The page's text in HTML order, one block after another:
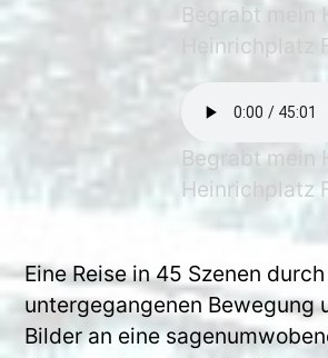
Begrabt mein
Heinrichplatz
Begrabt mein
Heinrichplatz
Eine Reise in 45 Szenen
untergegangenen Bewegung
Bilder an eine